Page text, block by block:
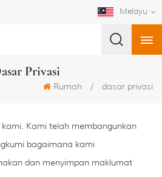
Melayu
Privasi
Rumah / dasar privasi
Kami telah membangunkan
bagaimana kami
dan menyimpan maklumat